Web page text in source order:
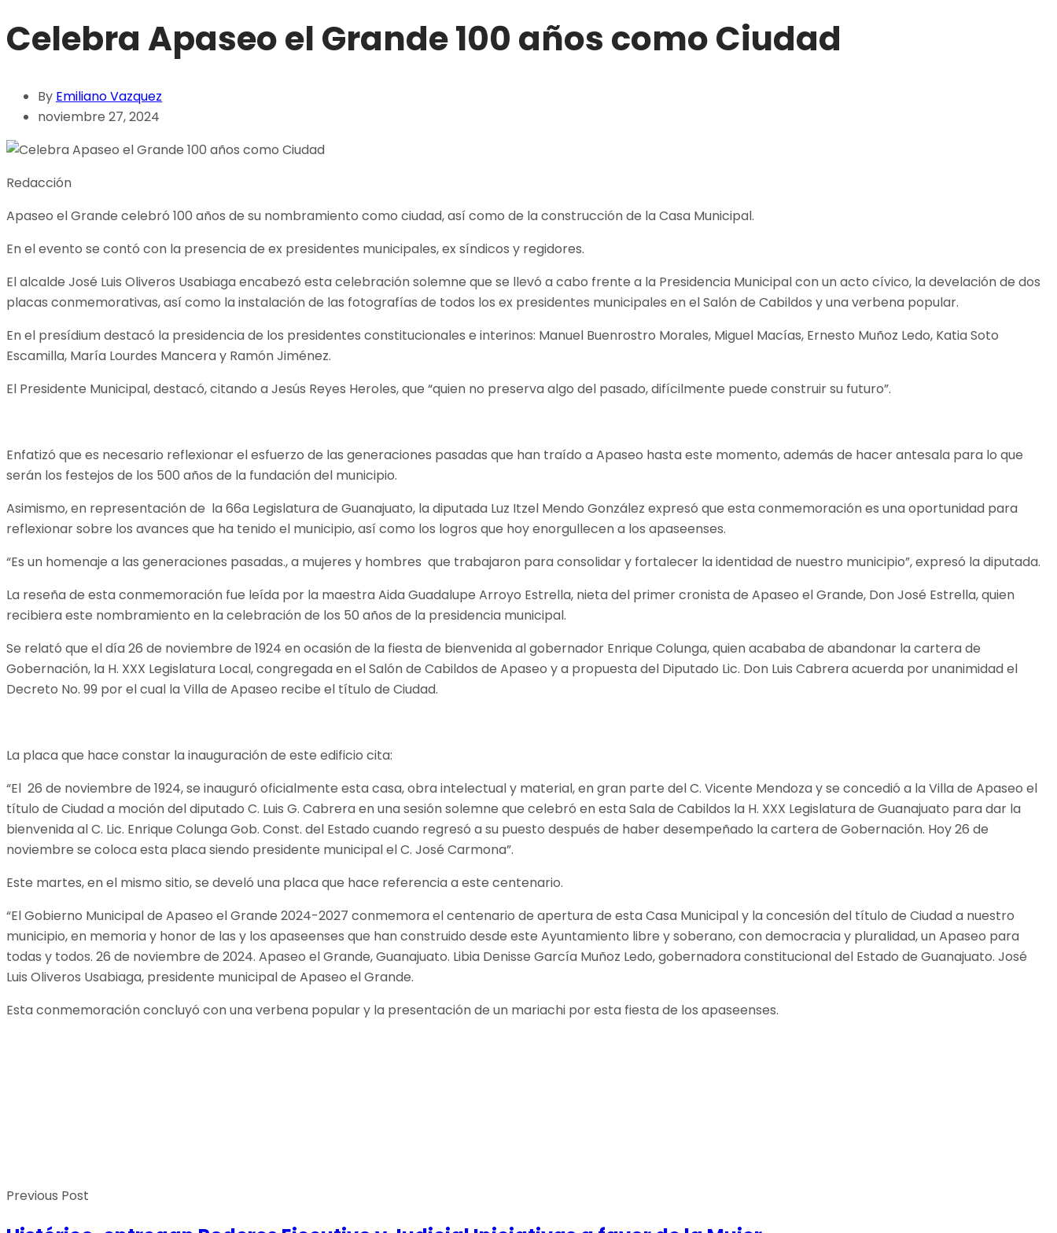
Celebra Apaseo el Grande 100 años como Ciudad
By Emiliano Vazquez
noviembre 27, 2024
Redacción
Apaseo el Grande celebró 100 años de su nombramiento como ciudad, así como de la construcción de la Casa Municipal.
En el evento se contó con la presencia de ex presidentes municipales, ex síndicos y regidores.
El alcalde José Luis Oliveros Usabiaga encabezó esta celebración solemne que se llevó a cabo frente a la Presidencia Municipal con un acto cívico, la develación de dos
placas conmemorativas, así como la instalación de las fotografías de todos los ex presidentes municipales en el Salón de Cabildos y una verbena popular.
En el presídium destacó la presidencia de los presidentes constitucionales e interinos: Manuel Buenrostro Morales, Miguel Macías, Ernesto Muñoz Ledo, Katia Soto
Escamilla, María Lourdes Mancera y Ramón Jiménez.
El Presidente Municipal, destacó, citando a Jesús Reyes Heroles, que “quien no preserva algo del pasado, difícilmente puede construir su futuro”.
Enfatizó que es necesario reflexionar el esfuerzo de las generaciones pasadas que han traído a Apaseo hasta este momento, además de hacer antesala para lo que
serán los festejos de los 500 años de la fundación del municipio.
Asimismo, en representación de la 66a Legislatura de Guanajuato, la diputada Luz Itzel Mendo González expresó que esta conmemoración es una oportunidad para
reflexionar sobre los avances que ha tenido el municipio, así como los logros que hoy enorgullecen a los apaseenses.
“Es un homenaje a las generaciones pasadas., a mujeres y hombres que trabajaron para consolidar y fortalecer la identidad de nuestro municipio”, expresó la diputada.
La reseña de esta conmemoración fue leída por la maestra Aida Guadalupe Arroyo Estrella, nieta del primer cronista de Apaseo el Grande, Don José Estrella, quien
recibiera este nombramiento en la celebración de los 50 años de la presidencia municipal.
Se relató que el día 26 de noviembre de 1924 en ocasión de la fiesta de bienvenida al gobernador Enrique Colunga, quien acababa de abandonar la cartera de
Gobernación, la H. XXX Legislatura Local, congregada en el Salón de Cabildos de Apaseo y a propuesta del Diputado Lic. Don Luis Cabrera acuerda por unanimidad el
Decreto No. 99 por el cual la Villa de Apaseo recibe el título de Ciudad.
La placa que hace constar la inauguración de este edificio cita:
“El 26 de noviembre de 1924, se inauguró oficialmente esta casa, obra intelectual y material, en gran parte del C. Vicente Mendoza y se concedió a la Villa de Apaseo el
título de Ciudad a moción del diputado C. Luis G. Cabrera en una sesión solemne que celebró en esta Sala de Cabildos la H. XXX Legislatura de Guanajuato para dar la
bienvenida al C. Lic. Enrique Colunga Gob. Const. del Estado cuando regresó a su puesto después de haber desempeñado la cartera de Gobernación. Hoy 26 de
noviembre se coloca esta placa siendo presidente municipal el C. José Carmona”.
Este martes, en el mismo sitio, se develó una placa que hace referencia a este centenario.
“El Gobierno Municipal de Apaseo el Grande 2024-2027 conmemora el centenario de apertura de esta Casa Municipal y la concesión del título de Ciudad a nuestro
municipio, en memoria y honor de las y los apaseenses que han construido desde este Ayuntamiento libre y soberano, con democracia y pluralidad, un Apaseo para
todas y todos. 26 de noviembre de 2024. Apaseo el Grande, Guanajuato. Libia Denisse García Muñoz Ledo, gobernadora constitucional del Estado de Guanajuato. José
Luis Oliveros Usabiaga, presidente municipal de Apaseo el Grande.
Esta conmemoración concluyó con una verbena popular y la presentación de un mariachi por esta fiesta de los apaseenses.
Previous Post